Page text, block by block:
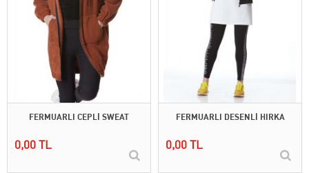
FERMUARLI CEPLİ SWEAT
0,00 TL
FERMUARLI DESENLİ HIRKA
0,00 TL